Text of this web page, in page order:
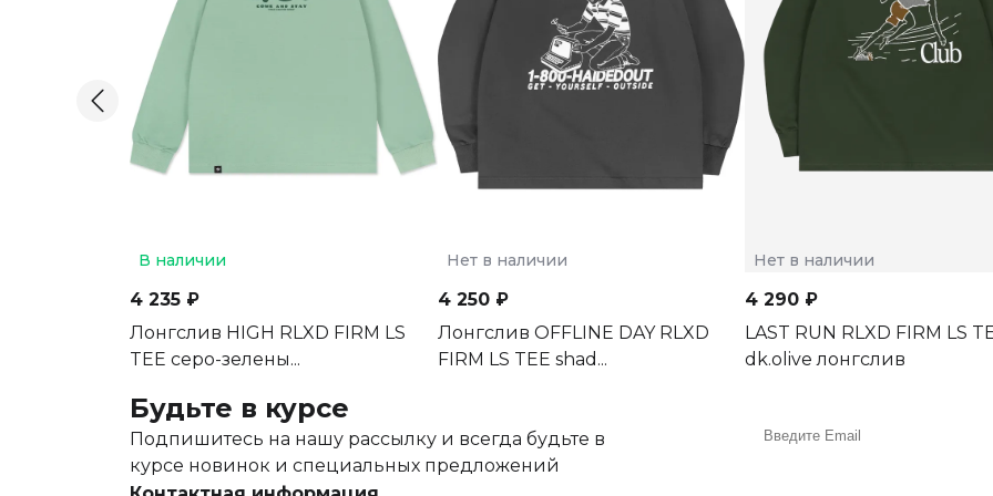
В наличии
4 235 ₽
Лонгслив HIGH RLXD FIRM LS
TEE серо-зелены...
Нет в наличии
4 250 ₽
Лонгслив OFFLINE DAY RLXD
FIRM LS TEE shad...
Нет в наличии
4 290 ₽
LAST RUN RLXD FIRM LS
dk.olive лонгслив
Будьте в курсе
Подпишитесь на нашу рассылку и всегда будьте в
курсе новинок и специальных предложений